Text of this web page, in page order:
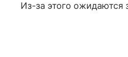
Из-за этого ожидаются